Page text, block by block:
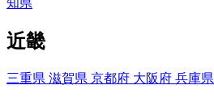
知県
近畿
三重県 滋賀県 京都府 大阪府 兵庫県